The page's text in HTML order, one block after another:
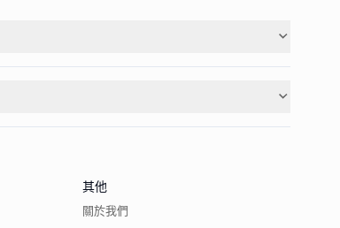
其他
關於我們